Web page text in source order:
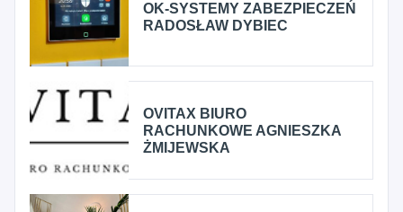
OK-SYSTEMY ZABEZPIECZEŃ
RADOSŁAW DYBIEC
OVITAX BIURO
RACHUNKOWE AGNIESZKA
ŻMIJEWSKA